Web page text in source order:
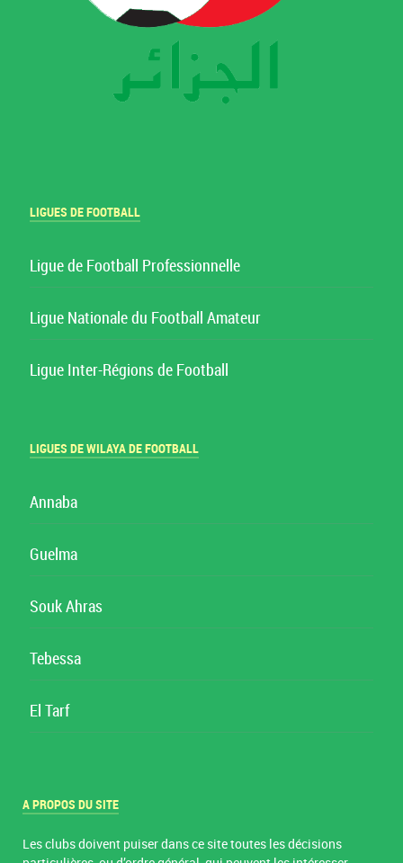
LIGUES DE FOOTBALL
Ligue de Football Professionnelle
Ligue Nationale du Football Amateur
Ligue Inter-Régions de Football
LIGUES DE WILAYA DE FOOTBALL
Annaba
Guelma
Souk Ahras
Tebessa
El Tarf
A PROPOS DU SITE
Les clubs doivent puiser dans ce site toutes les décisions